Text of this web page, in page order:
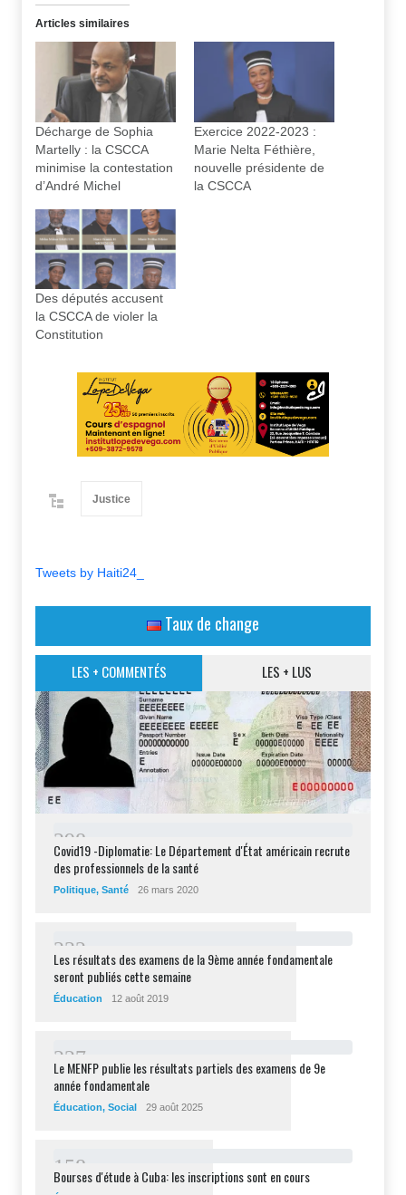
Articles similaires
Décharge de Sophia
Martelly : la CSCCA
minimise la contestation
d’André Michel
Exercice 2022-2023 :
Marie Nelta Féthière,
nouvelle présidente de
la CSCCA
Des députés accusent
la CSCCA de violer la
Constitution
Justice
Tweets by Haiti24_
Taux de change
LES + COMMENTÉS LES + LUS
298
Covid19 -Diplomatie: Le Département d'État américain recrute
des professionnels de la santé
Politique, Santé 26 mars 2020
232
Les résultats des examens de la 9ème année fondamentale
seront publiés cette semaine
Éducation 12 août 2019
227
Le MENFP publie les résultats partiels des examens de 9e
année fondamentale
Éducation, Social 29 août 2025
1 58
Bourses d'étude à Cuba: les inscriptions sont en cours